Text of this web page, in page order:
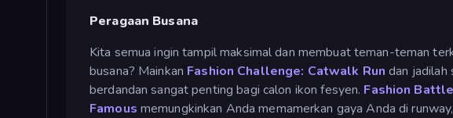
Peragaan Busana
Kita semua ingin tampil maksimal dan membuat teman-teman
busana? Mainkan Fashion Challenge: Catwalk Run dan jadilah
berdandan sangat penting bagi calon ikon fesyen. Fashion Battle
Famous memungkinkan Anda memamerkan gaya Anda di